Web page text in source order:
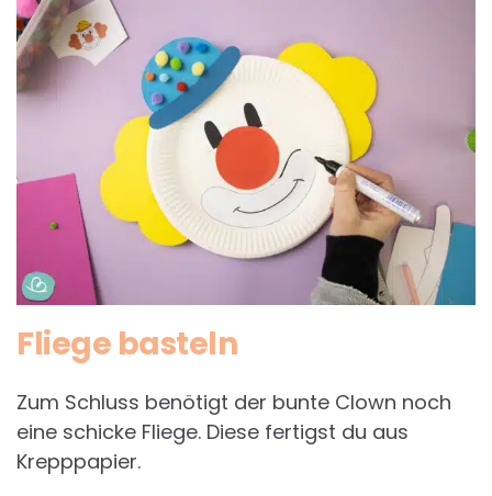
Fliege basteln
Zum Schluss benötigt der bunte Clown noch
eine schicke Fliege. Diese fertigst du aus
Krepppapier.